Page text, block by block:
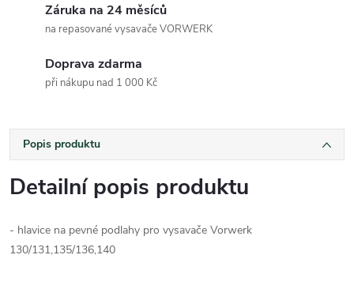
Záruka na 24 měsíců
na repasované vysavače VORWERK
Doprava zdarma
při nákupu nad 1 000 Kč
Popis produktu
Detailní popis produktu
- hlavice na pevné podlahy pro vysavače Vorwerk
130/131,135/136,140